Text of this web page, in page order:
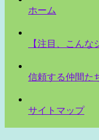
ホーム
【注目、こんな
信頼する仲間た
サイトマップ